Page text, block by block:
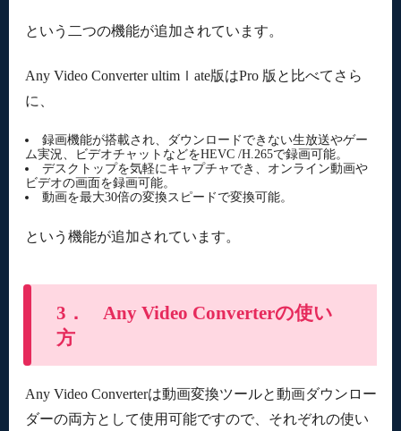
という二つの機能が追加されています。
Any Video Converter ultimｌate版はPro 版と比べてさら
に、
録画機能が搭載され、ダウンロードできない生放送やゲー
ム実況、ビデオチャットなどをHEVC /H.265で録画可能。
デスクトップを気軽にキャプチャでき、オンライン動画や
ビデオの画面を録画可能。
動画を最大30倍の変換スピードで変換可能。
という機能が追加されています。
3． Any Video Converterの使い
方
Any Video Converterは動画変換ツールと動画ダウンロー
ダーの両方として使用可能ですので、それぞれの使い